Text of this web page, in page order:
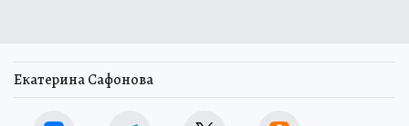
Екатерина Сафонова